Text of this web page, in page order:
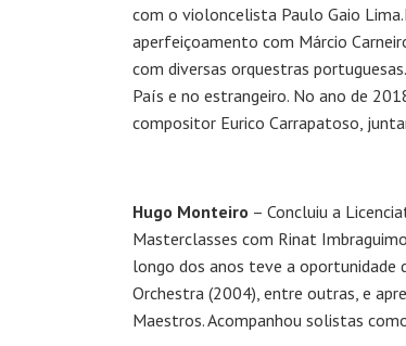
com o violoncelista Paulo Gaio
aperfeiçoamento com Márcio
com diversas orquestras
País e no estrangeiro. No ano de
compositor Eurico Carrapatoso,
Hugo Monteiro – Concluiu a
Masterclasses com Rinat
longo dos anos teve a oportunidade
Orchestra (2004), entre outras, e
Maestros. Acompanhou solistas